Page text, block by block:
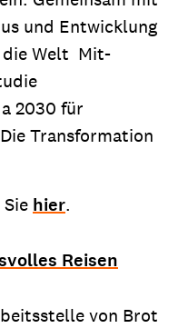
und Entwicklung
die Welt Mit-
2030 für
Transformation
hier.
Reisen
von Brot